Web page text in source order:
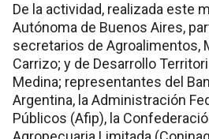
De la actividad, realizada este
Autónoma de Buenos Aires,
secretarios de Agroalimentos,
Carrizo; y de Desarrollo
Medina; representantes del
Argentina, la Administración
Públicos (Afip), la